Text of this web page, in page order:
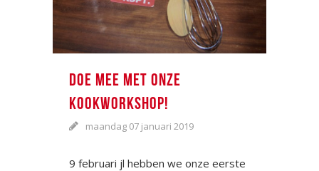
DOE MEE MET ONZE
KOOKWORKSHOP!
maandag 07 januari 2019
9 februari jl hebben we onze eerste